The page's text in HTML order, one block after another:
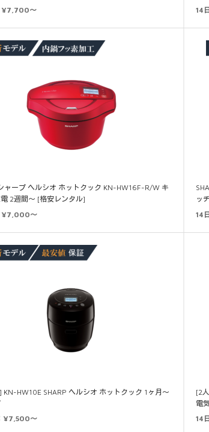
¥7,700～
14
ャープ ヘルシオ ホットクック KN-HW16F-R/W キ
2週間～ [格安レンタル]
¥7,000～
ッ
14
KN-HW10E SHARP ヘルシオ ホットクック 1ヶ月～
¥7,500～
[2
電
14